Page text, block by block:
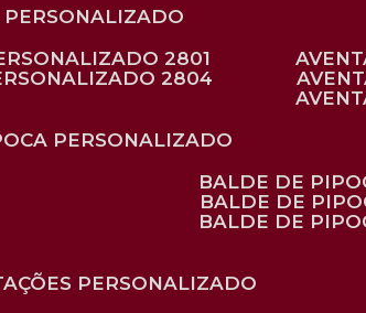
PERSONALIZADO
2801
2804
PERSONALIZADO
BALDE DE
BALDE DE
BALDE DE
PERSONALIZADO